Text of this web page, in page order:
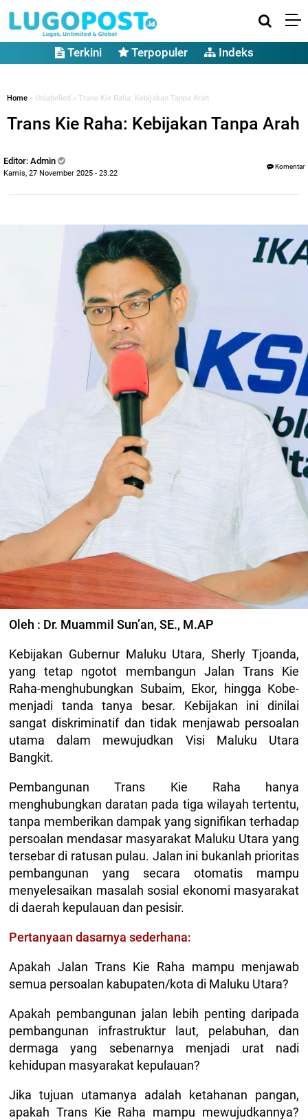
Terkini Terpopuler Indeks
Home » Unlabelled » Trans Kie Raha: Kebijakan Tanpa Arah
Trans Kie Raha: Kebijakan Tanpa Arah
Editor: Admin
Kamis, 27 November 2025 - 23.22
Komentar
Oleh : Dr. Muammil Sun’an, SE., M.AP
Kebijakan Gubernur Maluku Utara, Sherly Tjoanda,
yang tetap ngotot membangun Jalan Trans Kie
Raha-menghubungkan Subaim, Ekor, hingga Kobe-
menjadi tanda tanya besar. Kebijakan ini dinilai
sangat diskriminatif dan tidak menjawab persoalan
utama dalam mewujudkan Visi Maluku Utara
Bangkit.
Pembangunan Trans Kie Raha hanya
menghubungkan daratan pada tiga wilayah tertentu,
tanpa memberikan dampak yang signifikan terhadap
persoalan mendasar masyarakat Maluku Utara yang
tersebar di ratusan pulau. Jalan ini bukanlah prioritas
pembangunan yang secara otomatis mampu
menyelesaikan masalah sosial ekonomi masyarakat
di daerah kepulauan dan pesisir.
Pertanyaan dasarnya sederhana:
Apakah Jalan Trans Kie Raha mampu menjawab
semua persoalan kabupaten/kota di Maluku Utara?
Apakah pembangunan jalan lebih penting daripada
pembangunan infrastruktur laut, pelabuhan, dan
dermaga yang sebenarnya menjadi urat nadi
kehidupan masyarakat kepulauan?
Jika tujuan utamanya adalah ketahanan pangan,
apakah Trans Kie Raha mampu mewujudkannya?